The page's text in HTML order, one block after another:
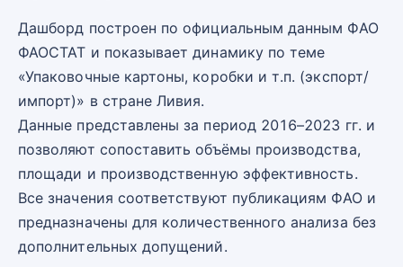
Дашборд построен по официальным данным ФАО
ФАОСТАТ и показывает динамику по теме
«Упаковочные картоны, коробки и т.п. (экспорт/
импорт)» в стране Ливия.
Данные представлены за период 2016–2023 гг. и
позволяют сопоставить объёмы производства,
площади и производственную эффективность.
Все значения соответствуют публикациям ФАО и
предназначены для количественного анализа без
дополнительных допущений.